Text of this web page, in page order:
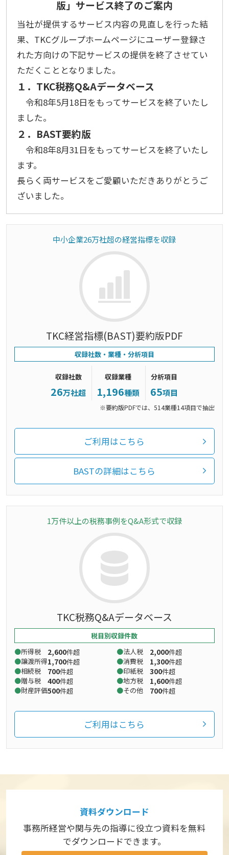
版」サービス終了のご案内
当社が提供するサービス内容の見直しを行った結
果、TKCグループホームページにユーザー登録さ
れた方向けの下記サービスの提供を終了させてい
ただくこととなりました。
１．TKC税務Q&Aデータベース
令和8年5月18日をもってサービスを終了いたし
ました。
２．BAST要約版
令和8年8月31日をもってサービスを終了いたし
ます。
長らく両サービスをご愛顧いただきありがとうご
ざいました。
中小企業26万社超の経営指標を収録
TKC経営指標(BAST)要約版PDF
収録社数・業種・分析項目
収録社数
26万社超
収録業種
1,196種類
分析項目
65項目
※要約版PDFでは、514業種14項目で抽出
ご利用はこちら
BASTの詳細はこちら
1万件以上の税務事例をQ&A形式で収録
TKC税務Q&Aデータベース
税目別収録件数
所得税
2,600件超 法人税 2,000件超
譲渡所得1,700件超 消費税 1,300件超
相続税
700件超 印紙税 300件超
贈与税
400件超 地方税 1,600件超
財産評価500件超 その他 700件超
ご利用はこちら
資料ダウンロード
事務所経営や関与先の指導に役立つ資料を無料
でダウンロードできます。